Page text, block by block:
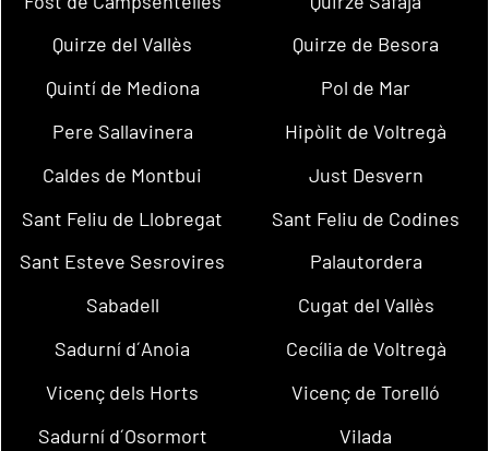
Quirze del Vallès
Quirze de Besora
Quintí de Mediona
Pol de Mar
Pere Sallavinera
Hipòlit de Voltregà
Caldes de Montbui
Just Desvern
Sant Feliu de Llobregat
Sant Feliu de Codines
Sant Esteve Sesrovires
Palautordera
Sabadell
Cugat del Vallès
Sadurní d´Anoia
Cecília de Voltregà
Vicenç dels Horts
Vicenç de Torelló
Sadurní d´Osormort
Vilada